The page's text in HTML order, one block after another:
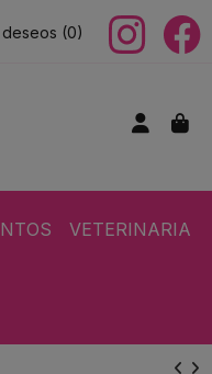
(0)
VETERINARIA